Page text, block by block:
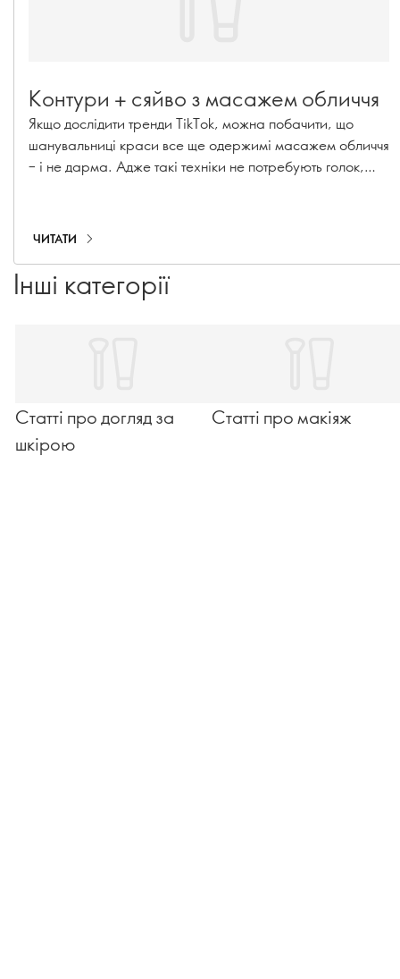
Контури + сяйво з масажем обличчя
Якщо дослідити тренди TikTok, можна побачити, що
шанувальниці краси все ще одержимі масажем обличчя
– і не дарма. Адже такі техніки не потребують голок,
скульптурну лінію підборіддя, чіткі вилиці або пружну,
одного-двох трюків), поки ми ділимося нашими
улюбленими порадами щодо масажу обличчя вранці та
ЧИТАТИ
Інші категорії
Статті про догляд за
шкірою
Статті про макіяж